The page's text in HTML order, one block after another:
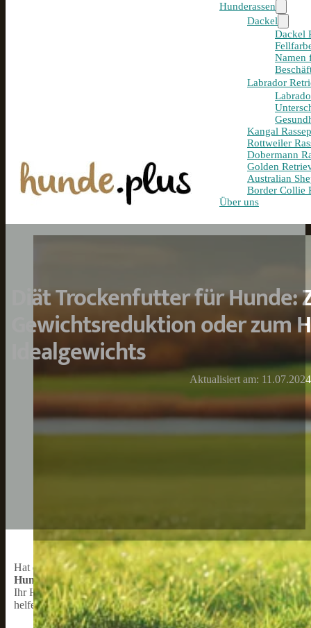
Hunderassen
Dackel
Dackel
Namen
Labrador
Kangal
Rottweiler
Dobermann
Golden
Australian
Border Collie
Über uns
Diät Trockenfutter für Hunde:
Gewichtsreduktion oder zum
Idealgewichts
Aktualisiert am: 11.07.2024
Hat der Hund Übergewicht oder soll nach einer Diät nicht wieder
Hundekann jedoch sehr unterschiedlich zusammengesetzt sein.
Ihr Hund alle notwendigen Nährstoffe erhält. In diesem Artikel
helfen, das beste Futter für Ihren Hund auszuwählen.